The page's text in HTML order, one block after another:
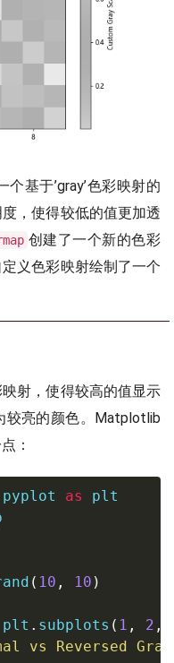
基于’gray’色彩映射的
，使得较低的值更加透
创建了一个新的色彩
义色彩映射绘制了一个
射，使得较高的值显示
较亮的颜色。Matplotlib
：
pyplot as
( 10 , 10 )
plt . subplots ( 1 , 2 ,
vs Reversed